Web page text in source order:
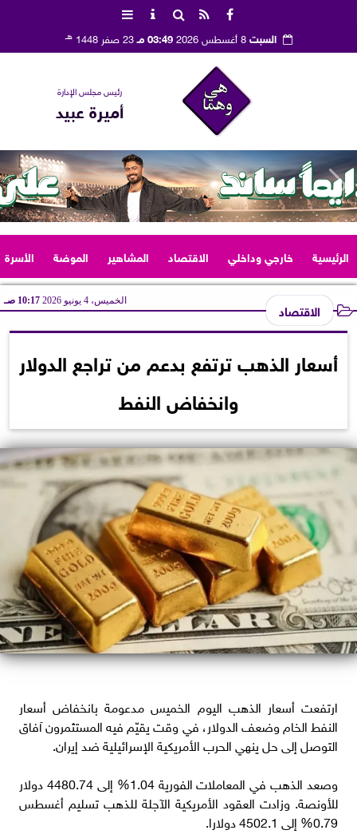
السبت8 أغسطس 2026 03:49 مـ 23 صفر 1448 هـ
رئيس مجلس الإدارة
أميرة عبيد
الرئيسية خارجي وداخلي الاقتصاد المشاهير الموضة الأسرة
الاقتصاد الخميس، 4 يونيو 2026 10:17 صـ
أسعار الذهب ترتفع بدعم من تراجع الدولار
وانخفاض النفط
ارتفعت أسعار الذهب اليوم الخميس مدعومة بانخفاض أسعار
النفط الخام وضعف الدولار، في وقت يقيّم فيه المستثمرون آفاق
التوصل إلى حل ينهي الحرب الأمريكية الإسرائيلية ضد إيران.
وصعد الذهب في المعاملات الفورية 1.04% إلى 4480.74 دولار
للأونصة. وزادت العقود الأمريكية الآجلة للذهب تسليم أغسطس
0.79% إلى 4502.1 دولارا.